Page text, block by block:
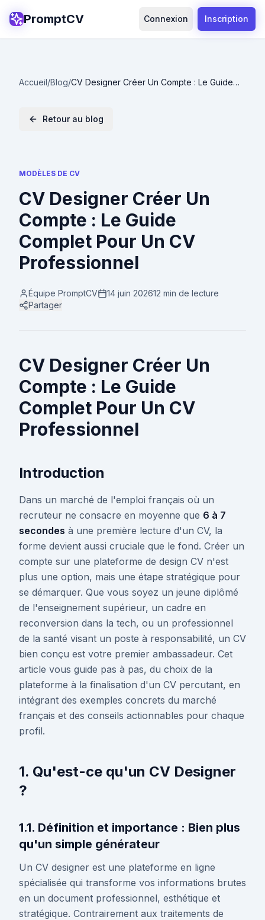
PromptCV Connexion Inscription
Accueil/Blog/CV Designer Créer Un Compte : Le Guide
Retour au blog
MODÈLES DE CV
CV Designer Créer Un
Compte : Le Guide
Complet Pour Un CV
Professionnel
Équipe PromptCV 14 juin 202612 min de lecture
Partager
CV Designer Créer Un
Compte : Le Guide
Complet Pour Un CV
Professionnel
Introduction
Dans un marché de l'emploi français où un
recruteur ne consacre en moyenne que 6 à 7
secondes à une première lecture d'un CV, la
forme devient aussi cruciale que le fond. Créer un
compte sur une plateforme de design CV n'est
plus une option, mais une étape stratégique pour
se démarquer. Que vous soyez un jeune diplômé
de l'enseignement supérieur, un cadre en
reconversion dans la tech, ou un professionnel
de la santé visant un poste à responsabilité, un CV
bien conçu est votre premier ambassadeur. Cet
article vous guide pas à pas, du choix de la
plateforme à la finalisation d'un CV percutant, en
intégrant des exemples concrets du marché
français et des conseils actionnables pour chaque
profil.
1. Qu'est-ce qu'un CV Designer
?
1.1. Définition et importance : Bien plus
qu'un simple générateur
Un CV designer est une plateforme en ligne
spécialisée qui transforme vos informations brutes
en un document professionnel, esthétique et
stratégique. Contrairement aux traitements de